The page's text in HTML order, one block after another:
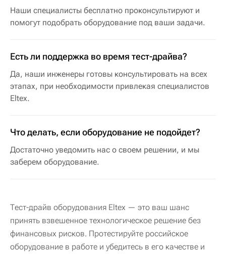
Наши специалисты бесплатно проконсультируют и
помогут подобрать оборудование под ваши задачи.
Есть ли поддержка во время тест-драйва?
Да, наши инженеры готовы консультировать на всех
этапах, при необходимости привлекая специалистов
Eltex.
Что делать, если оборудование не подойдет?
Достаточно уведомить нас о своем решении, и мы
заберем оборудование.
Тест-драйв оборудования Eltex — это ваш шанс
принять взвешенное технологическое решение без
финансовых рисков. Протестируйте российское
оборудование в работе и убедитесь в его качестве и